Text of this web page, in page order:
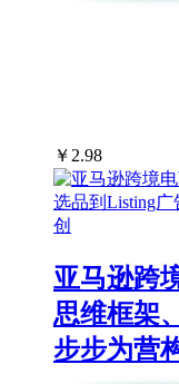
￥ 2.98
亚马逊跨
思维框架
步步为营